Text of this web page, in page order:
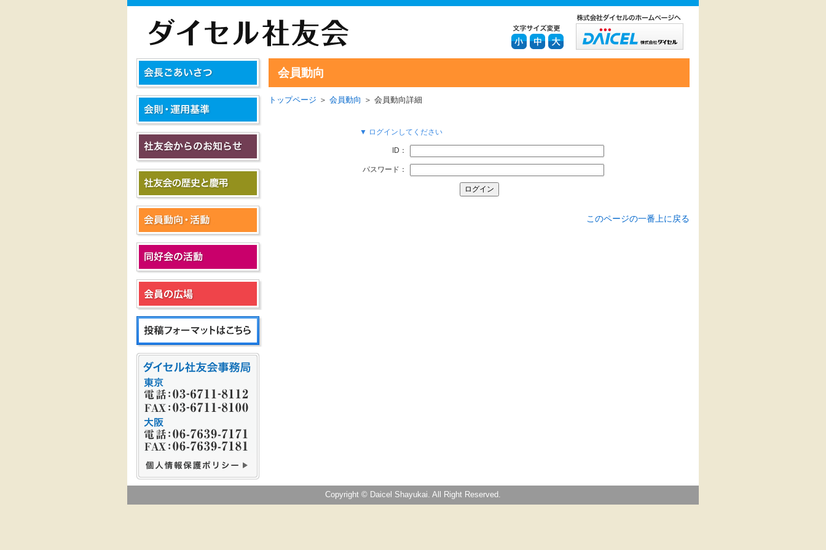
会員動向
トップページ ＞ 会員動向 ＞ 会員動向詳細
▼ ログインしてください
ID：
パスワード：
このページの一番上に戻る
Copyright © Daicel Shayukai. All Right Reserved.